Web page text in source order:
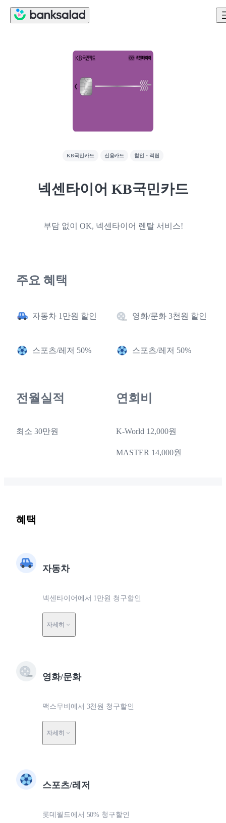
KB국민카드 신용카드 할인・적립
넥센타이어 KB국민카드
부담 없이 OK, 넥센타이어 렌탈 서비스!
주요 혜택
자동차 1만원 할인 영화/문화 3천원 할인
스포츠/레저 50% 스포츠/레저 50%
전월실적
최소 30만원
연회비
K-World 12,000원
MASTER 14,000원
혜택
자동차
넥센타이어에서 1만원 청구할인
자세히
영화/문화
맥스무비에서 3천원 청구할인
자세히
스포츠/레저
롯데월드에서 50% 청구할인